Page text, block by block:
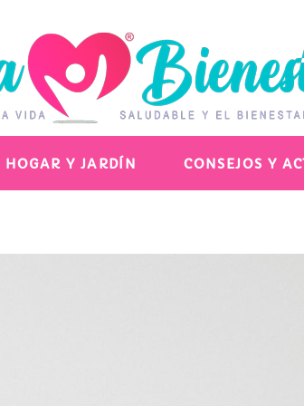
HOGAR Y JARDÍN CONSEJOS Y